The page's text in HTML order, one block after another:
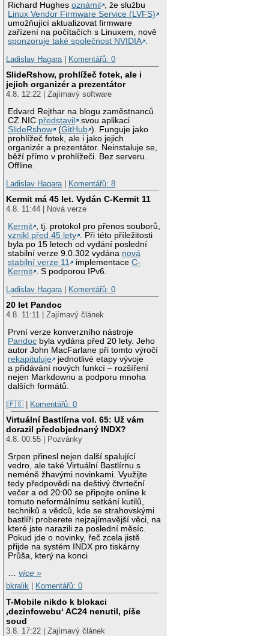
Richard Hughesoznámil
, že službu
Linux Vendor Firmware Service (LVFS)
umožňující aktualizovat firmware
zařízení na počítačích s Linuxem, nově
sponzoruje také společnost NVIDIA .
Ladislav Hagara | Komentářů: 0
SlideRshow, prohlížeč fotek, ale i
jejich organizér a prezentátor
4.8. 12:22 | Zajímavý software
Edvard Rejthar na blogu zaměstnanců
CZ.NIC představil
svou aplikaci
SlideRshow
(GitHub ). Funguje jako
prohlížeč fotek, ale i jako jejich
organizér a prezentátor. Neinstaluje se,
běží přímo v prohlížeči. Bez serveru.
Offline.
Ladislav Hagara | Komentářů: 8
Kermit má 45 let. Vydán C-Kermit 11
4.8. 11:44 | Nová verze
Kermit , tj. protokol pro přenos souborů,
vznikl před 45 lety . Při této příležitosti
byla po 15 letech od vydání poslední
stabilní verze 9.0.302 vydána nová
stabilní verze 11
implementaceC-
Kermit . S podporou IPv6.
Ladislav Hagara | Komentářů: 0
20 let Pandoc
4.8. 11:11 | Zajímavý článek
První verze konverzního nástroje
Pandoc byla vydána před 20 lety. Jeho
autor John MacFarlane při tomto výročí
rekapituluje
jednotlivé etapy vývoje
a přidávání nových funkcí – rozšíření
nejen Markdownu a podporu mnoha
dalších formátů.
|🇵🇸 | Komentářů: 0
Virtuální Bastlírna vol. 65: Už vám
dorazil předobjednaný INDX?
4.8. 00:55 | Pozvánky
Srpen přinesl nejen další spalující
vedro, ale také Virtuální Bastlírnu s
neméně žhavými novinkami. Využijte
tedy předpovědi na deštivý čtvrteční
večer a od 20:00 se připojte online k
tomuto neformálnímu setkání kutilů,
techniků a vědců, kde se strahovskými
bastlíři proberete nejzajímavější věci, na
které jste narazili za poslední měsíc.
Pokud jde o novinky, řeč zcela jistě
přijde na systém INDX pro tiskárny
Průša, který na konci
…více »
bkralik
Komentářů: 0
T-Mobile nikdo k blokaci
‚dezinfowebu‘ AC24 nenutil, píše
soud
3.8. 17:22 | Zajímavý článek